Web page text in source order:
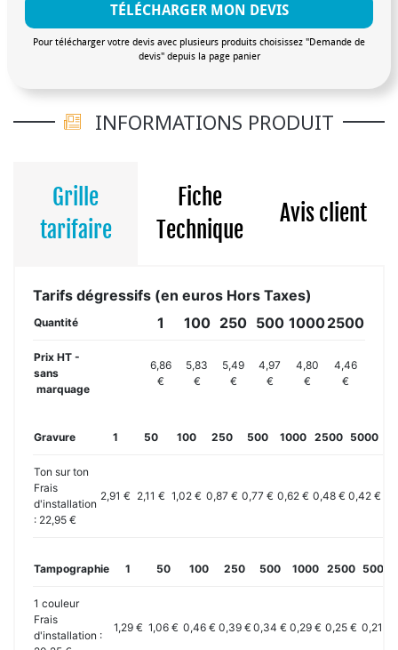
TÉLÉCHARGER MON DEVIS
Pour télécharger votre devis avec plusieurs produits choisissez "Demande de
devis" depuis la page panier
INFORMATIONS PRODUIT
Grille
tarifaire
Fiche
Technique
Avis client
Tarifs dégressifs (en euros Hors Taxes)
Quantité 1 100 250 500 10002500
Prix HT -
sans
marquage
6,86
€
5,83
€
5,49
€
4,97
€
4,80
€
4,46
€
Gravure 1 50 100 250 500 1000 2500 5000
Ton sur ton
Frais
d'installation
: 22,95 €
2,91 € 2,11 € 1,02 € 0,87 € 0,77 € 0,62 € 0,48 € 0,42 €
Tampographie 1 50 100 250 500 1000 2500 5000
1 couleur
Frais
d'installation :
1,29 € 1,06 € 0,46 € 0,39 € 0,34 € 0,29 € 0,25 € 0,21 €